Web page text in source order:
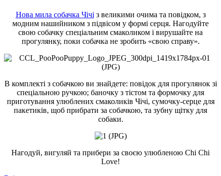
Нова мила собачка Чічі з великими очима та повідком, з
модним нашийником з підвісом у формі серця. Нагодуйте
свою собачку спеціальним смаколиком і вирушайте на
прогулянку, поки собачка не зробить «свою справу».
В комплекті з собачкою ви знайдете: повідок для прогулянок зі
спеціальною ручкою; баночку з тістом та формочку для
приготування улюблених смаколиків Чічі, сумочку-серце для
пакетиків, щоб прибрати за собачкою, та зубну щітку для
собаки.
Нагодуй, вигуляй та прибери за своєю улюбленою Chi Chi
Love!